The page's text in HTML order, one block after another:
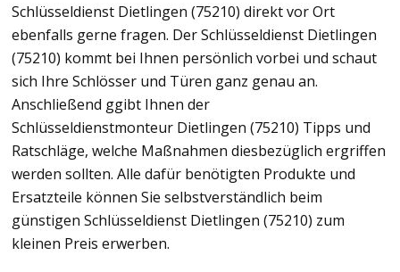
Schlüsseldienst Dietlingen (75210) direkt vor Ort
ebenfalls gerne fragen. Der Schlüsseldienst Dietlingen
(75210) kommt bei Ihnen persönlich vorbei und schaut
sich Ihre Schlösser und Türen ganz genau an.
Anschließend ggibt Ihnen der
Schlüsseldienstmonteur Dietlingen (75210) Tipps und
Ratschläge, welche Maßnahmen diesbezüglich ergriffen
werden sollten. Alle dafür benötigten Produkte und
Ersatzteile können Sie selbstverständlich beim
günstigen Schlüsseldienst Dietlingen (75210) zum
kleinen Preis erwerben.